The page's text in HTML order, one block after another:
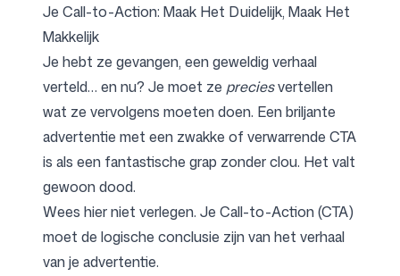
Je Call-to-Action: Maak Het Duidelijk, Maak Het
Makkelijk
Je hebt ze gevangen, een geweldig verhaal
verteld… en nu? Je moet ze preciesvertellen
wat ze vervolgens moeten doen. Een briljante
advertentie met een zwakke of verwarrende CTA
is als een fantastische grap zonder clou. Het valt
gewoon dood.
Wees hier niet verlegen. Je Call-to-Action (CTA)
moet de logische conclusie zijn van het verhaal
van je advertentie.